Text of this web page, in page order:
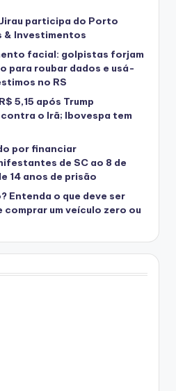
participa do Porto
& Investimentos
facial: golpistas forjam
para roubar dados e usá-
no RS
5,15 após Trump
o Irã; Ibovespa tem
por financiar
de SC ao 8 de
14 anos de prisão
Entenda o que deve ser
um veículo zero ou